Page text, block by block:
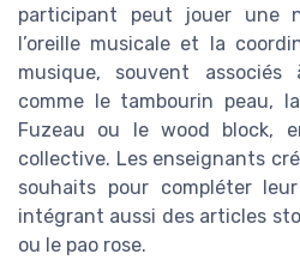
participant peut jouer une
l’oreille musicale et la
musique, souvent associés
comme le tambourin peau,
Fuzeau ou le wood block,
collective. Les enseignants
souhaits pour compléter
intégrant aussi des articles
ou le pao rose.